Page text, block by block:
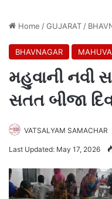
Home /GUJARAT /
BHAVNAGAR MAHUVA
મહુવાની નવી
સતત બીજા
VATSALYAM SAMACHAR
Last Updated: May 17, 2026